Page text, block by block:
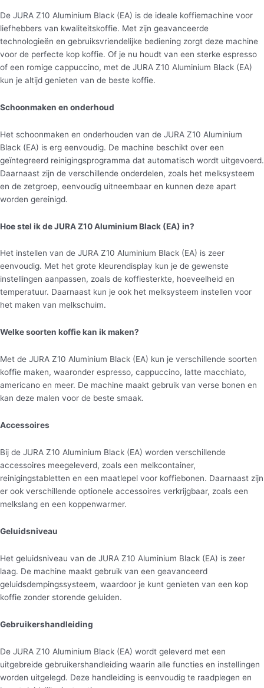
De JURA Z10 Aluminium Black (EA) is de ideale koffiemachine voor
liefhebbers van kwaliteitskoffie. Met zijn geavanceerde
technologieën en gebruiksvriendelijke bediening zorgt deze machine
voor de perfecte kop koffie. Of je nu houdt van een sterke espresso
of een romige cappuccino, met de JURA Z10 Aluminium Black (EA)
kun je altijd genieten van de beste koffie.
Schoonmaken en onderhoud
Het schoonmaken en onderhouden van de JURA Z10 Aluminium
Black (EA) is erg eenvoudig. De machine beschikt over een
geïntegreerd reinigingsprogramma dat automatisch wordt uitgevoerd.
Daarnaast zijn de verschillende onderdelen, zoals het melksysteem
en de zetgroep, eenvoudig uitneembaar en kunnen deze apart
worden gereinigd.
Hoe stel ik de JURA Z10 Aluminium Black (EA) in?
Het instellen van de JURA Z10 Aluminium Black (EA) is zeer
eenvoudig. Met het grote kleurendisplay kun je de gewenste
instellingen aanpassen, zoals de koffiesterkte, hoeveelheid en
temperatuur. Daarnaast kun je ook het melksysteem instellen voor
het maken van melkschuim.
Welke soorten koffie kan ik maken?
Met de JURA Z10 Aluminium Black (EA) kun je verschillende soorten
koffie maken, waaronder espresso, cappuccino, latte macchiato,
americano en meer. De machine maakt gebruik van verse bonen en
kan deze malen voor de beste smaak.
Accessoires
Bij de JURA Z10 Aluminium Black (EA) worden verschillende
accessoires meegeleverd, zoals een melkcontainer,
reinigingstabletten en een maatlepel voor koffiebonen. Daarnaast zijn
er ook verschillende optionele accessoires verkrijgbaar, zoals een
melkslang en een koppenwarmer.
Geluidsniveau
Het geluidsniveau van de JURA Z10 Aluminium Black (EA) is zeer
laag. De machine maakt gebruik van een geavanceerd
geluidsdempingssysteem, waardoor je kunt genieten van een kop
koffie zonder storende geluiden.
Gebruikershandleiding
De JURA Z10 Aluminium Black (EA) wordt geleverd met een
uitgebreide gebruikershandleiding waarin alle functies en instellingen
worden uitgelegd. Deze handleiding is eenvoudig te raadplegen en